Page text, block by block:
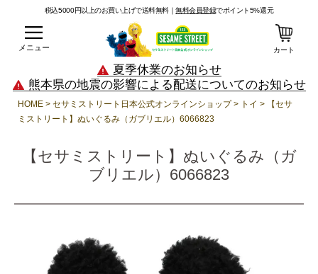
税込5000円以上のお買い上げで送料無料｜無料会員登録でポイント5%還元
メニュー カート
夏季休業のお知らせ
熊本県の地震の影響による配送についてのお知らせ
HOME セサミストリート日本公式オンラインショップ トイ
【セサ
ミストリート】ぬいぐるみ（ガブリエル）6066823
【セサミストリート】ぬいぐるみ（ガ
ブリエル）6066823